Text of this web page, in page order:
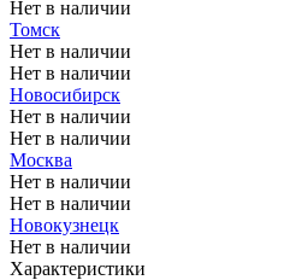
Нет в наличии
Томск
Нет в наличии
Нет в наличии
Новосибирск
Нет в наличии
Нет в наличии
Москва
Нет в наличии
Нет в наличии
Новокузнецк
Нет в наличии
Характеристики